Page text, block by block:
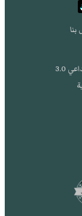
3.0